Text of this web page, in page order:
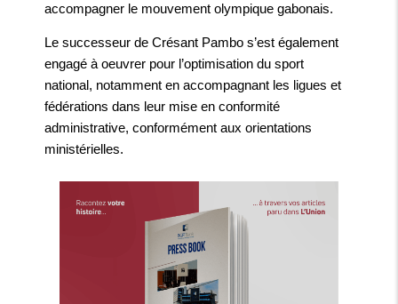
accompagner le mouvement olympique gabonais.
Le successeur de Crésant Pambo s’est également
engagé à oeuvrer pour l’optimisation du sport
national, notamment en accompagnant les ligues et
fédérations dans leur mise en conformité
administrative, conformément aux orientations
ministérielles.